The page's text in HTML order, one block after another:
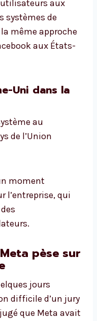
aux
systèmes de
même approche
aux États-
Uni dans la
au
de l’Union
moment
l’entreprise, qui
pèse sur
jours
difficile d’un jury
que Meta avait